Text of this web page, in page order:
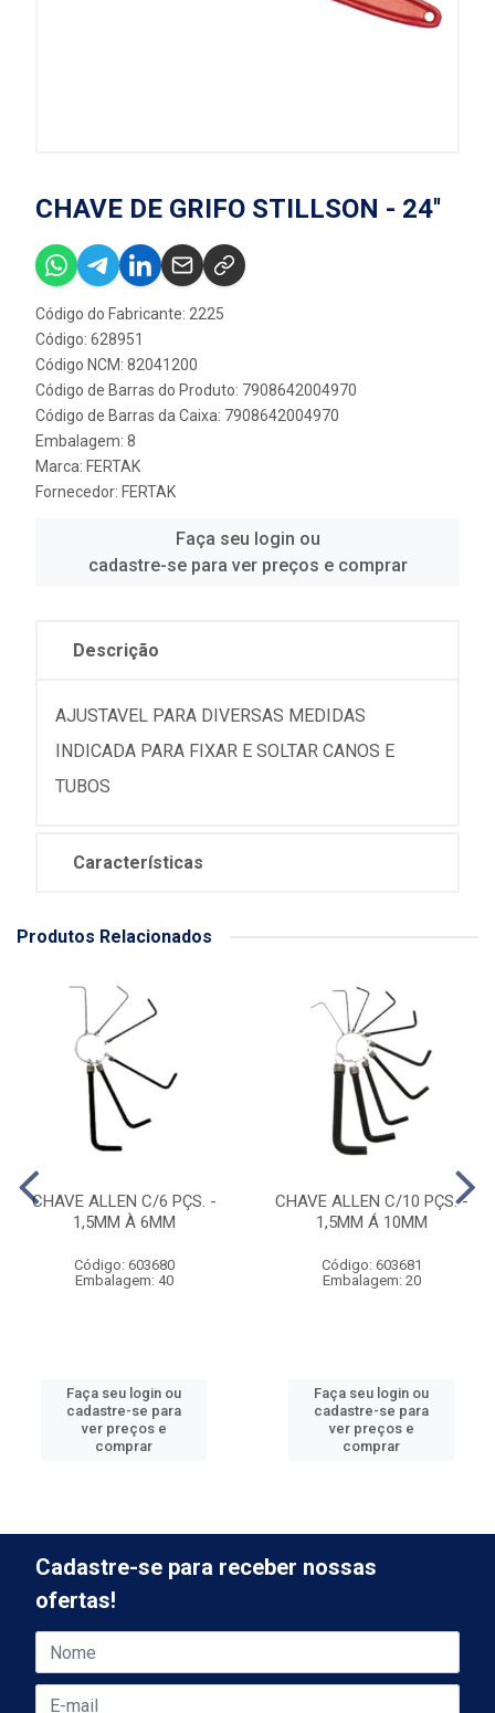
CHAVE DE GRIFO STILLSON - 24''
Código do Fabricante: 2225
Código: 628951
Código NCM: 82041200
Código de Barras do Produto: 7908642004970
Código de Barras da Caixa: 7908642004970
Embalagem: 8
Marca: FERTAK
Fornecedor: FERTAK
Faça seu login ou
cadastre-se para ver preços e comprar
Descrição
AJUSTAVEL PARA DIVERSAS MEDIDAS
INDICADA PARA FIXAR E SOLTAR CANOS E
TUBOS
Características
Produtos Relacionados
CHAVE ALLEN C/6 PÇS. -
1,5MM À 6MM
Código: 603680
Embalagem: 40
Faça seu login ou
cadastre-se para
ver preços e
comprar
CHAVE ALLEN C/10 PÇS. -
1,5MM Á 10MM
Código: 603681
Embalagem: 20
Faça seu login ou
cadastre-se para
ver preços e
comprar
Cadastre-se para receber nossas
ofertas!